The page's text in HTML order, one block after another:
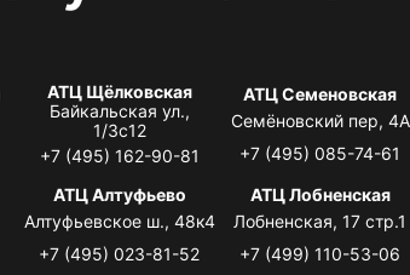
АТЦ Щёлковская
Байкальская ул.,
1/3с12
+7 (495) 162-90-81
АТЦ Семеновская
Семёновский пер, 4А
+7 (495) 085-74-61
АТЦ Алтуфьево
Алтуфьевское ш., 48к4
+7 (495) 023-81-52
АТЦ Лобненская
Лобненская, 17 стр.1
+7 (499) 110-53-06